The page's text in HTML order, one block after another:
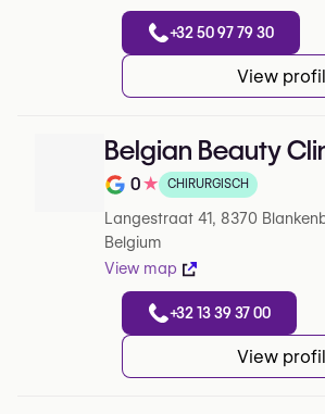
+32 50 97 79 30
View
Belgian Beauty
Note de 0 sur 5 sur Google
0★ CHIRURGISCH
Langestraat 41, 8370
Belgium
View map
+32 13 39 37 00
View